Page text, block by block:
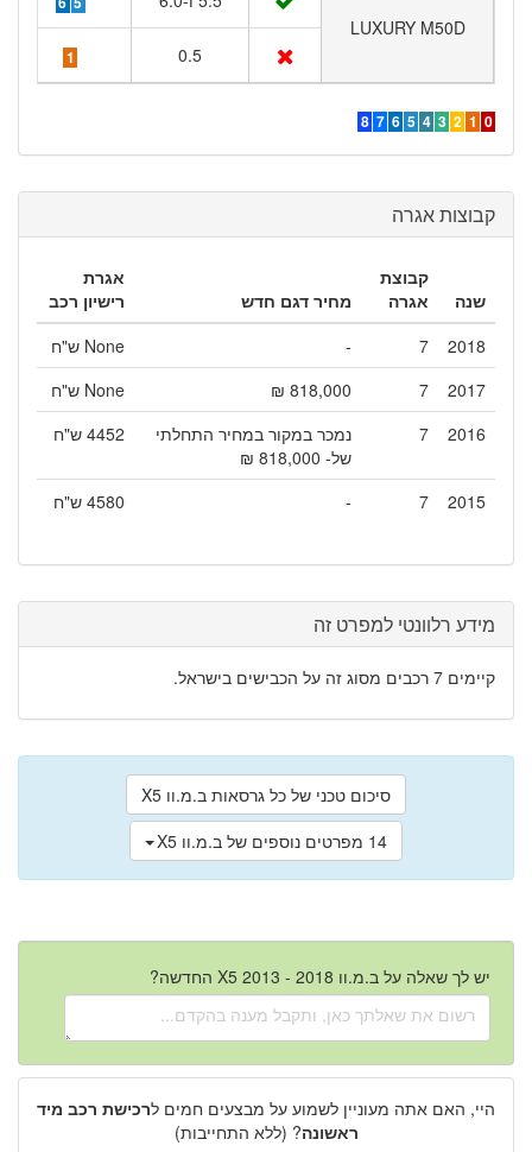
LUXURY M50D
0.5
1
0
1
2
3
4
5
6
7
8
קבוצות אגרה
שנה
קבוצת
אגרה
מחיר דגם חדש
אגרת
רישיון רכב
2018
7
-
None ש"ח
2017
7
818,000 ₪
None ש"ח
2016
7
נמכר במקור במחיר התחלתי
של- 818,000 ₪
4452 ש"ח
2015
7
- 4580 ש"ח
מידע רלוונטי למפרט זה
קיימים 7 רכבים מסוג זה על הכבישים בישראל.
סיכום טכני של כל גרסאות ב.מ.וו X5
14 מפרטים נוספים של ב.מ.וו X5
יש לך שאלה על ב.מ.וו X5 2013 - 2018 החדשה?
היי, האם אתה מעוניין לשמוע על מבצעים חמים לרכישת רכב מיד
ראשונה? (ללא התחייבות)